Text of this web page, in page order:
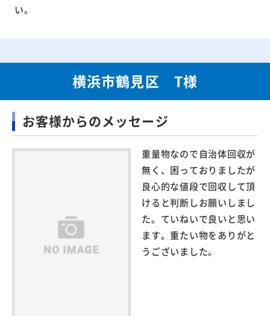
い。
横浜市鶴見区 T様
お客様からのメッセージ
重量物なので自治体回収が
無く、困っておりましたが
良心的な値段で回収して頂
けると判断しお願いしまし
た。ていねいで良いと思い
ます。重たい物をありがと
うございました。